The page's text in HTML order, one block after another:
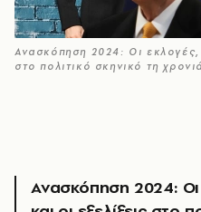
Ανασκόπηση 2024: Οι εκλογές,
στο πολιτικό σκηνικό τη
Ανασκόπηση 2024: